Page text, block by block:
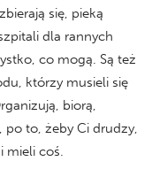
się, pieką
dla rannych
co mogą. Są też
którzy musieli się
biorą,
po to, żeby Ci drudzy,
mieli coś.